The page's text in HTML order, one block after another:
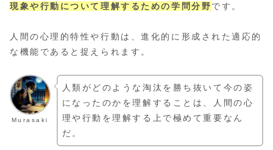
現象や行動について理解するための学問分野です。
人間の心理的特性や行動は、進化的に形成された適応的
な機能であると捉えられます。
Murasaki
人類がどのような淘汰を勝ち抜いて今の姿
になったのかを理解することは、人間の心
理や行動を理解する上で極めて重要なん
だ。